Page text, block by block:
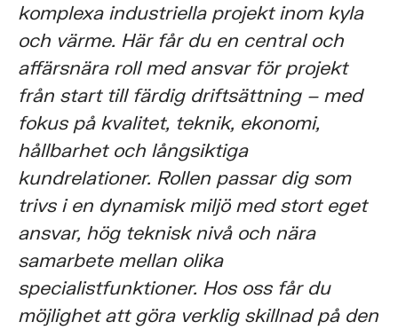
komplexa industriella projekt inom kyla
och värme. Här får du en central och
affärsnära roll med ansvar för projekt
från start till färdig driftsättning – med
fokus på kvalitet, teknik, ekonomi,
hållbarhet och långsiktiga
kundrelationer. Rollen passar dig som
trivs i en dynamisk miljö med stort eget
ansvar, hög teknisk nivå och nära
samarbete mellan olika
specialistfunktioner. Hos oss får du
möjlighet att göra verklig skillnad på den